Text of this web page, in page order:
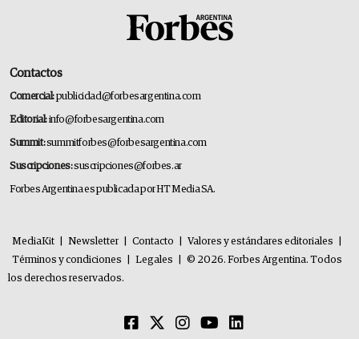
Contactos
Comercial:publicidad@forbesargentina.com
Editorial:info@forbesargentina.com
Summit:summitforbes@forbesargentina.com
Suscripciones:suscripciones@forbes.ar
Forbes Argentina es publicada por HT Media SA.
MediaKit Newsletter Contacto Valores y estándares editoriales
Términos y condiciones
Legales
© 2026. Forbes Argentina. Todos
los derechos reservados.